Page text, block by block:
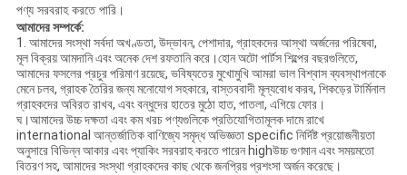
পণ্য সরবরাহ করতে পারি।
আমাদের সম্পর্কে:
1. আমাদের সংস্থা সর্বদা অখণ্ডতা, উদ্ভাবন, পেশাদার, গ্রাহকদের আস্থা অর্জনের পরিষেবা,
মূল বিক্রয় আমদানি এবং অনেক দেশ রফতানি করে।হোন অটো পার্টস শিল্পের বছরগুলিতে,
আমাদের ফসলের প্রচুর পরিমাণ রয়েছে, ভবিষ্যতের মুখোমুখি আমরা ভাল বিশ্বাস ব্যবস্থাপনাকে
মেনে চলব, গ্রাহক তৈরির জন্য মনোযোগ সহকারে, বাস্তববাদী মূল্যবোধ করব, শিকড়ের টার্মিনাল
গ্রাহকদের অবিরত রাখব, এবং বন্ধুদের হাতের মুঠো হাত, পাতলা, এগিয়ে ফোর।
ঘ।আমাদের উচ্চ দক্ষতা এবং কম খরচ পণ্যগুলিকে প্রতিযোগিতামূলক দামে রাখে
international আন্তর্জাতিক বাণিজ্যে সমৃদ্ধ অভিজ্ঞতা specific নির্দিষ্ট প্রয়োজনীয়তা
অনুসারে বিভিন্ন আকার এবং প্যাকিং সরবরাহ করতে পারেন highউচ্চ গুণমান এবং সময়মতো
বিতরণ সহ, আমাদের সংস্থা গ্রাহকদের কাছ থেকে জনপ্রিয় প্রশংসা অর্জন করেছে।